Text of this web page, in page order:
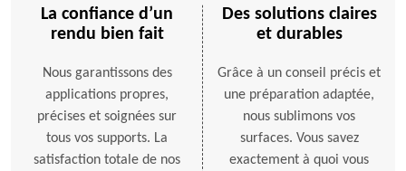
La confiance d’un
rendu bien fait
Nous garantissons des
applications propres,
précises et soignées sur
tous vos supports. La
satisfaction totale de nos
Des solutions claires
et durables
Grâce à un conseil précis et
une préparation adaptée,
nous sublimons vos
surfaces. Vous savez
exactement à quoi vous